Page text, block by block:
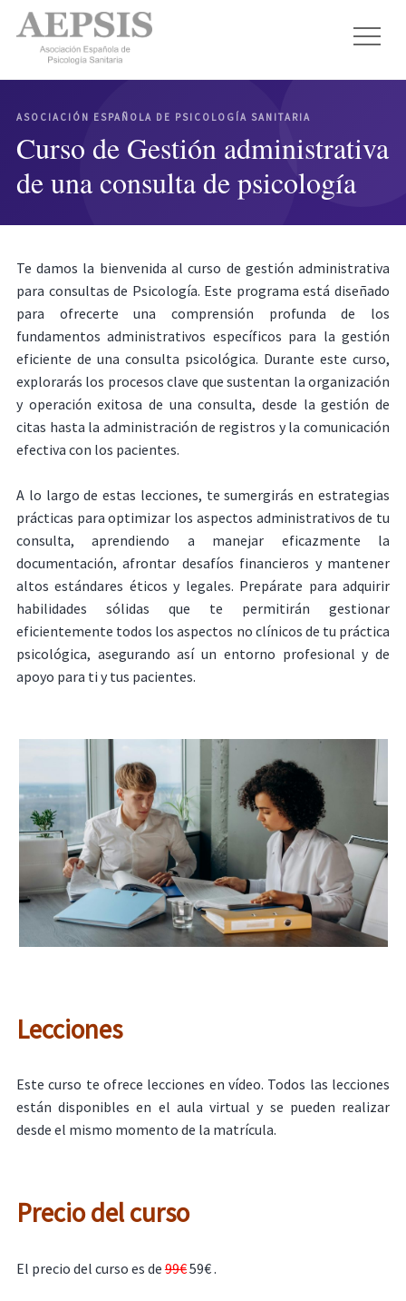
ASOCIACIÓN ESPAÑOLA DE PSICOLOGÍA SANITARIA
Curso de Gestión administrativa
de una consulta de psicología
Te damos la bienvenida al curso de gestión administrativa
para consultas de Psicología. Este programa está diseñado
para ofrecerte una comprensión profunda de los
fundamentos administrativos específicos para la gestión
eficiente de una consulta psicológica. Durante este curso,
explorarás los procesos clave que sustentan la organización
y operación exitosa de una consulta, desde la gestión de
citas hasta la administración de registros y la comunicación
efectiva con los pacientes.
A lo largo de estas lecciones, te sumergirás en estrategias
prácticas para optimizar los aspectos administrativos de tu
consulta, aprendiendo a manejar eficazmente la
documentación, afrontar desafíos financieros y mantener
altos estándares éticos y legales. Prepárate para adquirir
habilidades sólidas que te permitirán gestionar
eficientemente todos los aspectos no clínicos de tu práctica
psicológica, asegurando así un entorno profesional y de
apoyo para ti y tus pacientes.
Lecciones
Este curso te ofrece lecciones en vídeo. Todos las lecciones
están disponibles en el aula virtual y se pueden realizar
desde el mismo momento de la matrícula.
Precio del curso
El precio del curso es de 99€59€ .